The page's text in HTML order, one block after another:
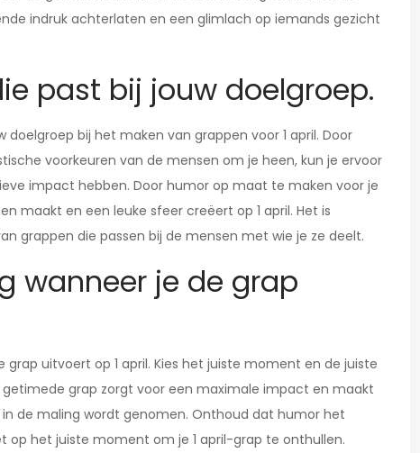
indruk achterlaten en een glimlach op iemands gezicht
past bij jouw doelgroep.
bij het maken van grappen voor 1 april. Door
voorkeuren van de mensen om je heen, kun je ervoor
impact hebben. Door humor op maat te maken voor je
maakt en een leuke sfeer creëert op 1 april. Het is
grappen die passen bij de mensen met wie je ze deelt.
wanneer je de grap
uitvoert op 1 april. Kies het juiste moment en de juiste
grap zorgt voor een maximale impact en maakt
de maling wordt genomen. Onthoud dat humor het
op het juiste moment om je 1 april-grap te onthullen.